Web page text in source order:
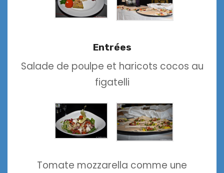
Entrées
Salade de poulpe et haricots cocos au
figatelli
Tomate mozzarella comme une